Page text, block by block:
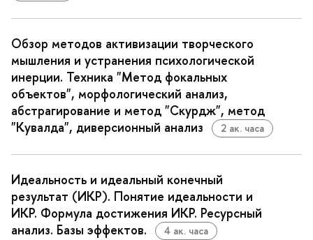
Обзор методов активизации творческого
мышления и устранения психологической
инерции. Техника "Метод фокальных
объектов", морфологический анализ,
абстрагирование и метод "Скурдж", метод
"Кувалда", диверсионный анализ
2 ак. часа
Идеальность и идеальный конечный
результат (ИКР). Понятие идеальности и
ИКР. Формула достижения ИКР. Ресурсный
анализ. Базы эффектов.
4 ак. часа